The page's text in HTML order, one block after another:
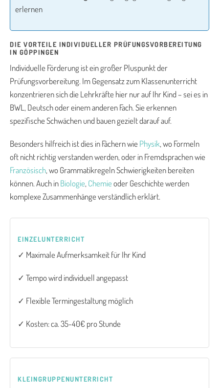
erlernen
DIE VORTEILE INDIVIDUELLER PRÜFUNGSVORBEREITUNG
IN GÖPPINGEN
Individuelle Förderung ist ein großer Pluspunkt der
Prüfungsvorbereitung. Im Gegensatz zum Klassenunterricht
konzentrieren sich die Lehrkräfte hier nur auf Ihr Kind – sei es in
BWL, Deutsch oder einem anderen Fach. Sie erkennen
spezifische Schwächen und bauen gezielt darauf auf.
Besonders hilfreich ist dies in Fächern wie Physik, wo Formeln
oft nicht richtig verstanden werden, oder in Fremdsprachen wie
Französisch, wo Grammatikregeln Schwierigkeiten bereiten
können. Auch inBiologie, Chemieoder Geschichte werden
komplexe Zusammenhänge verständlich erklärt.
EINZELUNTERRICHT
✓ Maximale Aufmerksamkeit für Ihr Kind
✓ Tempo wird individuell angepasst
✓ Flexible Termingestaltung möglich
✓ Kosten: ca. 35-40€ pro Stunde
KLEINGRUPPENUNTERRICHT